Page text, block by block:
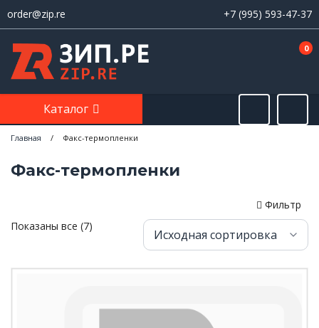
order@zip.re +7 (995) 593-47-37
0
Каталог
Главная / Факс-термопленки
Факс-термопленки
Фильтр
Показаны все (7)